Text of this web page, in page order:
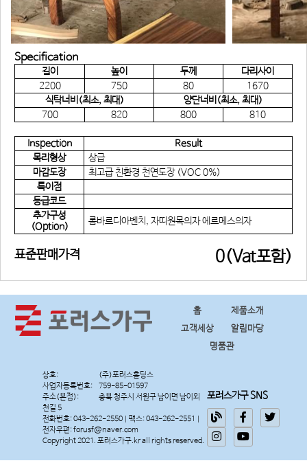
Specification
길이 높이 두께
다리사이
2200
750 80
1670
식탁너비(최소, 최대)
양단너비(최소, 최대)
700
820 800 810
Inspection
Result
목리형상
상급
마감도장
최고급 친환경 천연도장 (VOC 0%)
특이점
등급코드
추가구성
(Option)
롬바르디아벤치, 자띠원목의자 에르메스의자
표준판매가격 0(Vat포함)
홈
제품소개
고객세상
알림마당
명품관
상호:
사업자등록번호:
주소(본점):
충북 청주시 서원구 남이면 남이외
천길 5
전화번호: 043-262-2550 | 팩스: 043-262-2551 |
전자우편: forusf@naver.com
포러스가구 SNS